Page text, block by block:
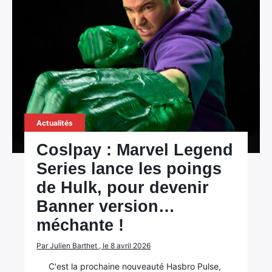
Actualités
Coslpay : Marvel Legend
Series lance les poings
de Hulk, pour devenir
Banner version…
méchante !
Par Julien Barthet , le 8 avril 2026
C'est la prochaine nouveauté Hasbro Pulse,